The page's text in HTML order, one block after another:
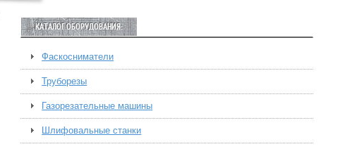
КАТАЛОГ ОБОРУДОВАНИЯ:
Фаскосниматели
Труборезы
Газорезательные машины
Шлифовальные станки